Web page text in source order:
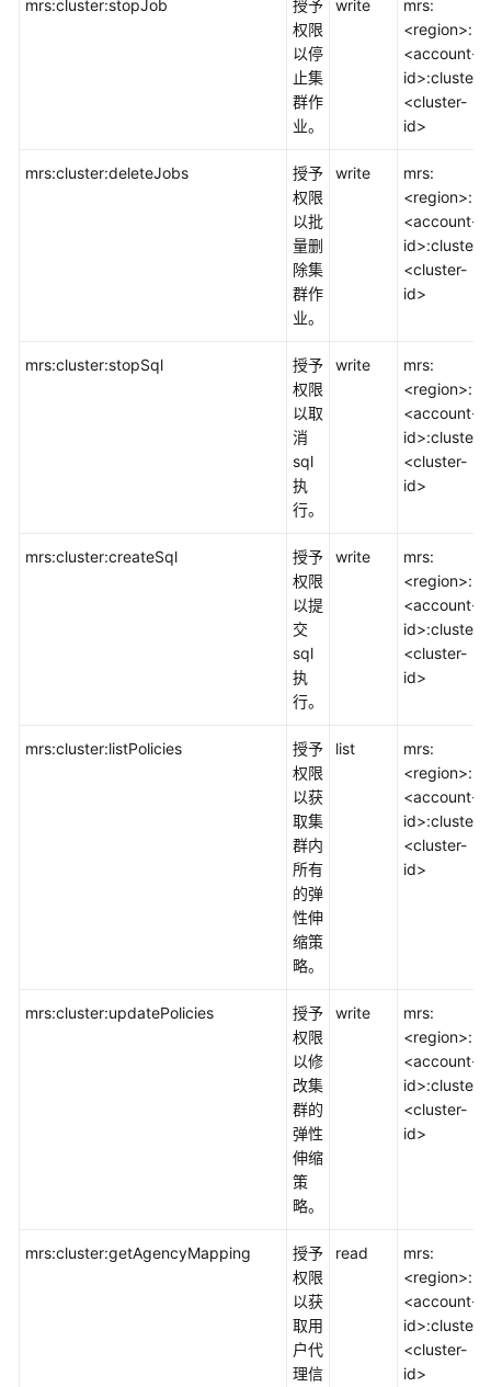
白
持
mrs:cluster:stopJob
授予
权限
以停
止集
群作
业。
write
mrs:
<region>:
<account-
id>:cluster:
<cluster-
id>
mrs:cluster:deleteJobs
授予
权限
以批
量删
除集
群作
业。
write
mrs:
<region>:
<account-
id>:cluster:
<cluster-
id>
mrs:cluster:stopSql
授予
权限
以取
消
sql
执
行。
write
mrs:
<region>:
<account-
id>:cluster:
<cluster-
id>
mrs:cluster:createSql
授予
权限
以提
交
sql
执
行。
write
mrs:
<region>:
<account-
id>:cluster:
<cluster-
id>
mrs:cluster:listPolicies
授予
权限
以获
取集
群内
所有
的弹
性伸
缩策
略。
list
mrs:
<region>:
<account-
id>:cluster:
<cluster-
id>
mrs:cluster:updatePolicies
授予
权限
以修
改集
群的
弹性
伸缩
策
略。
write
mrs:
<region>:
<account-
id>:cluster:
<cluster-
id>
mrs:cluster:getAgencyMapping
授予
权限
以获
取用
户代
理信
read
mrs:
<region>:
<account-
id>:cluster:
<cluster-
id>